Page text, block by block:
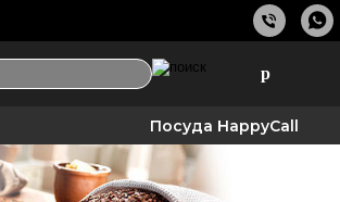
р
Посуда HappyCall